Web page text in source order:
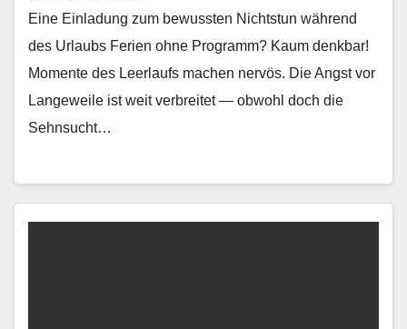
Eine Einladung zum bewussten Nichtstun während
des Urlaubs Ferien ohne Pro­gramm? Kaum denkbar!
Momente des Leer­laufs machen nervös. Die Angst vor
Langeweile ist weit ver­bre­it­et — obwohl doch die
Sehn­sucht…